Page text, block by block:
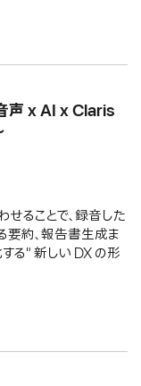
声 x AI x Claris
ることで、録音した
要約、報告書生成ま
る" 新しい DX の形